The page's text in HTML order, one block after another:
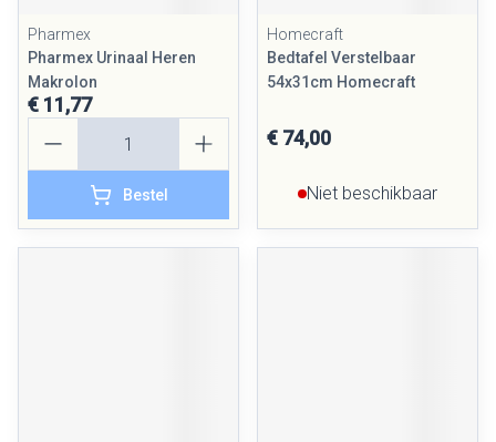
Pharmex
Pharmex Urinaal Heren
Makrolon
€ 11,77
Bestel
Homecraft
Bedtafel Verstelbaar
54x31cm Homecraft
€ 74,00
Niet beschikbaar